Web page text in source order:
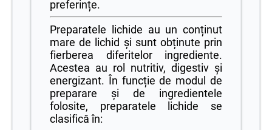
preferințe.
Preparatele lichide au un conținut
mare de lichid și sunt obținute prin
fierberea diferitelor ingrediente.
Acestea au rol nutritiv, digestiv și
energizant. În funcție de modul de
preparare și de ingredientele
folosite, preparatele lichide se
clasifică în: